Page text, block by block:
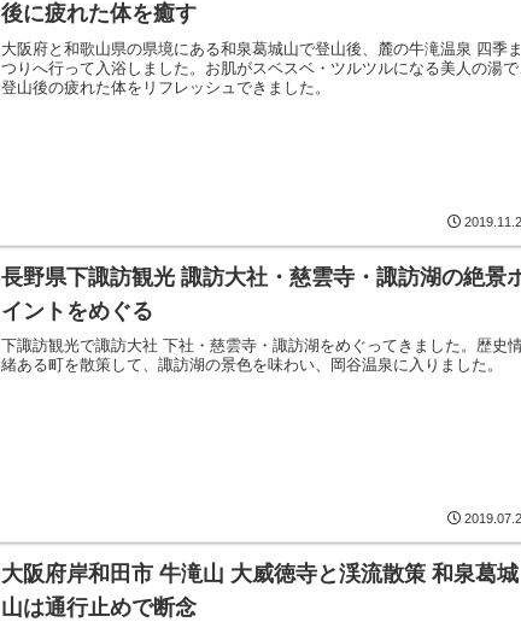
後に疲れた体を癒す
大阪府と和歌山県の県境にある和泉葛城山で登山後、麓の牛滝温泉 四季ま
つりへ行って入浴しました。お肌がスベスベ・ツルツルになる美人の湯で
登山後の疲れた体をリフレッシュできました。
長野県下諏訪観光 諏訪大社・慈雲寺・諏訪湖の絶景
イントをめぐる
下諏訪観光で諏訪大社 下社・慈雲寺・諏訪湖をめぐってきました。歴史
緒ある町を散策して、諏訪湖の景色を味わい、岡谷温泉に入りました。
大阪府岸和田市 牛滝山 大威徳寺と渓流散策 和泉葛城
山は通行止めで断念